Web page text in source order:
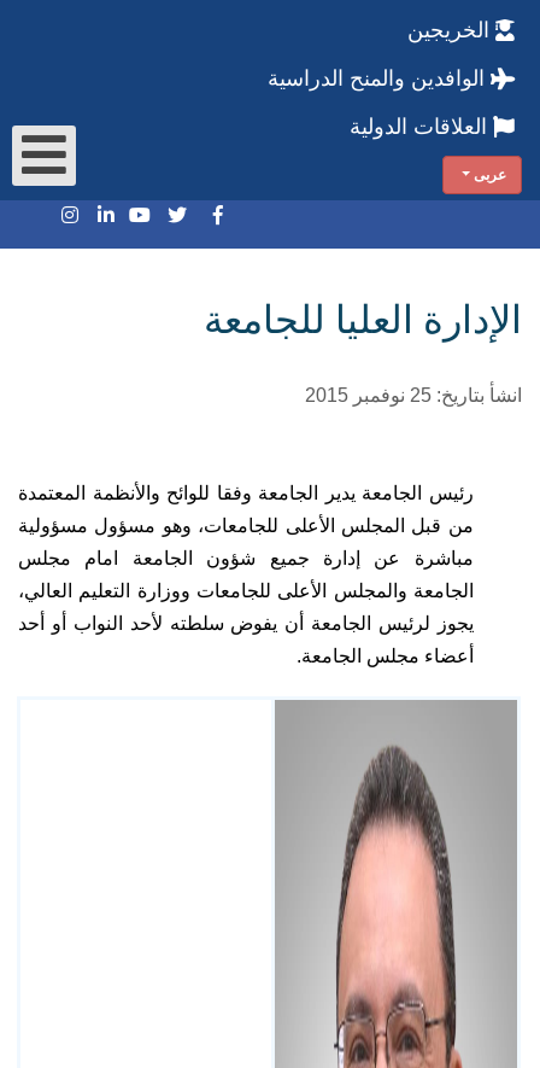
الخريجين
الوافدين والمنح الدراسية
العلاقات الدولية
عربى
الإدارة العليا للجامعة
انشأ بتاريخ: 25 نوفمبر 2015
رئيس الجامعة يدير الجامعة وفقا للوائح والأنظمة المعتمدة
من قبل المجلس الأعلى للجامعات، وهو مسؤول مسؤولية
مباشرة عن إدارة جميع شؤون الجامعة امام مجلس
الجامعة والمجلس الأعلى للجامعات ووزارة التعليم العالي،
يجوز لرئيس الجامعة أن يفوض سلطته لأحد النواب أو أحد
أعضاء مجلس الجامعة.